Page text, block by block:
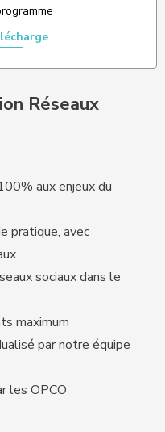
Réseaux
aux enjeux du
pratique, avec
sociaux dans le
maximum
par notre équipe
les OPCO